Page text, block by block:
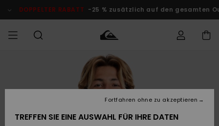
Produktinformation
DOPPELTER RABATT -25 % zusätzlich auf den gesamten
Kleidung
Accessoires
Kleidung
Accessoires
FRAUEN
Shop
Brandneu
Surf Shop
Männer
Kinder
Snow Shop
Männer
Snow Shop
Kinder
Outlet
Herren
KINDER
Auf meine
Bestellung
zugreifen
TREFFEN SIE EINE AUSWAHL FÜR IHRE DATEN
Fortfahren ohne zu akzeptieren